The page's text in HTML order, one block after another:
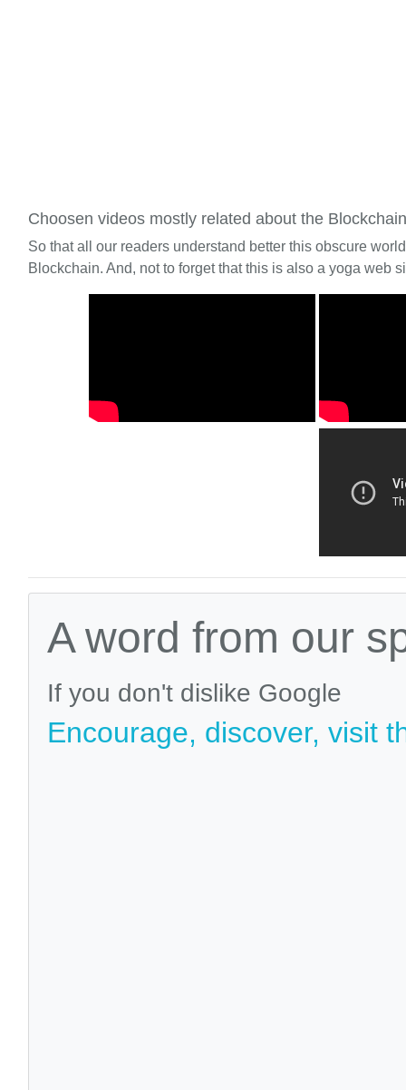
Choosen videos mostly related about the Blockchain
So that all our readers understand better this obscure
Blockchain. And, not to forget that this is also a yoga web
A word from our
If you don't dislike Google
Encourage, discover, visit